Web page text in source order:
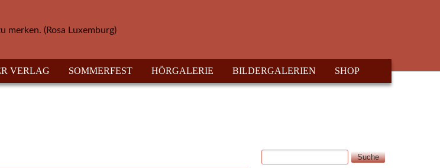
merken. (Rosa Luxemburg)
VERLAG SOMMERFEST HÖRGALERIE BILDERGALERIEN SHOP
Suchformular
Suche